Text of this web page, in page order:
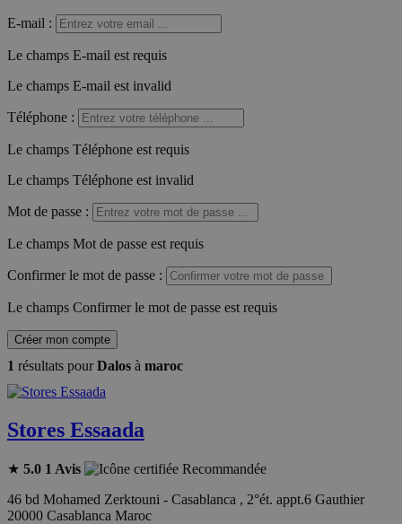
E-mail :
Le champs E-mail est requis
Le champs E-mail est invalid
Téléphone :
Le champs Téléphone est requis
Le champs Téléphone est invalid
Mot de passe :
Le champs Mot de passe est requis
Confirmer le mot de passe :
Le champs Confirmer le mot de passe est requis
Créer mon compte
1 résultats pourDalos à maroc
Stores Essaada
★ 5.0 1 Avis
Recommandée
46 bd Mohamed Zerktouni - Casablanca , 2°ét. appt.6 Gauthier
20000 Casablanca Maroc